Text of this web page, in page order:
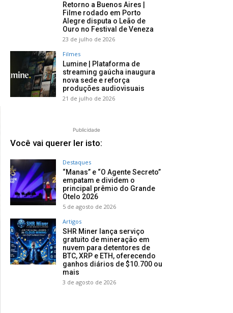
Retorno a Buenos Aires |
Filme rodado em Porto
Alegre disputa o Leão de
Ouro no Festival de Veneza
23 de julho de 2026
Filmes
Lumine | Plataforma de
streaming gaúcha inaugura
nova sede e reforça
produções audiovisuais
21 de julho de 2026
Publicidade
Você vai querer ler isto:
Destaques
“Manas” e “O Agente Secreto”
empatam e dividem o
principal prêmio do Grande
Otelo 2026
5 de agosto de 2026
Artigos
SHR Miner lança serviço
gratuito de mineração em
nuvem para detentores de
BTC, XRP e ETH, oferecendo
ganhos diários de $10.700 ou
mais
3 de agosto de 2026